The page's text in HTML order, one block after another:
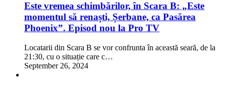
Este vremea schimbărilor, în Scara B: „Este
momentul să renaști, Șerbane, ca Pasărea
Phoenix”. Episod nou la Pro TV
Locatarii din Scara B se vor confrunta în această seară, de la
21:30, cu o situație care c…
September 26, 2024